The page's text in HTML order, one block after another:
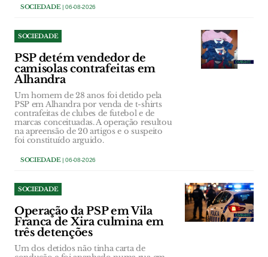
SOCIEDADE| 06-08-2026
SOCIEDADE
PSP detém vendedor de
camisolas contrafeitas em
Alhandra
Um homem de 28 anos foi detido pela
PSP em Alhandra por venda de t-shirts
contrafeitas de clubes de futebol e de
marcas conceituadas. A operação resultou
na apreensão de 20 artigos e o suspeito
foi constituído arguido.
SOCIEDADE| 06-08-2026
SOCIEDADE
Operação da PSP em Vila
Franca de Xira culmina em
três detenções
Um dos detidos não tinha carta de